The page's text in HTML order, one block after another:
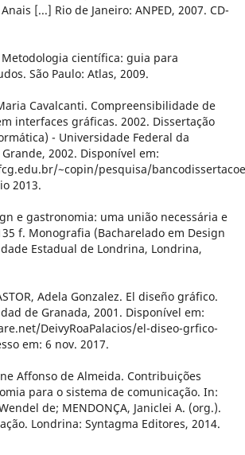
[...] Rio de Janeiro: ANPED, 2007. CD-
Metodologia científica: guia para
São Paulo: Atlas, 2009.
Cavalcanti. Compreensibilidade de
interfaces gráficas. 2002. Dissertação
- Universidade Federal da
2002. Disponível em:
~copin/pesquisa/
2013.
e gastronomia: uma união necessária e
f. Monografia (Bacharelado em Design
Estadual de Londrina, Londrina,
Adela Gonzalez. El diseño gráfico.
de Granada, 2001. Disponível em:
DeivyRoaPalacios/el-diseo-grfico-
em: 6 nov. 2017.
Affonso de Almeida. Contribuições
para o sistema de comunicação. In:
de; MENDONÇA, Janiclei A. (org.).
Londrina: Syntagma Editores, 2014.